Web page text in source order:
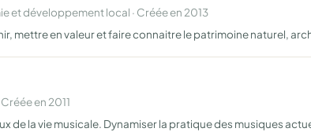
et développement local · Créée en 2013
mettre en valeur et faire connaitre le patrimoine naturel,
en 2011
de la vie musicale. Dynamiser la pratique des musiques